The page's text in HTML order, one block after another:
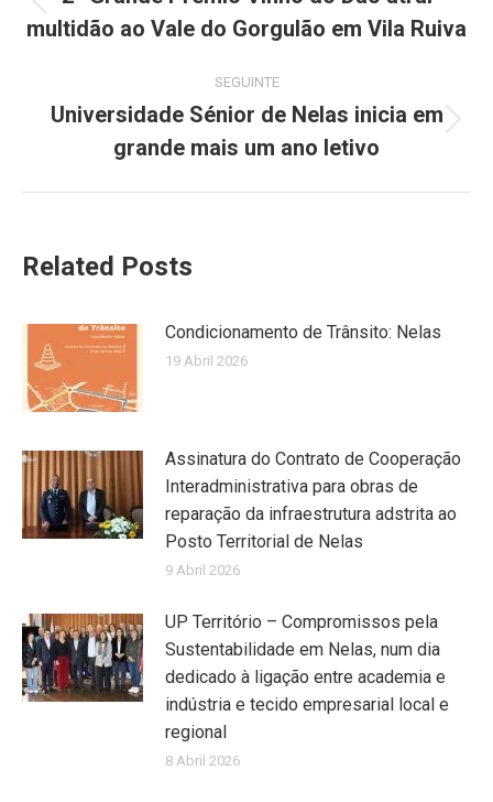
post:
multidão ao Vale do Gorgulão em Vila Ruiva
SEGUINTE
post:
Universidade Sénior de Nelas inicia em
grande mais um ano letivo
Related Posts
Condicionamento de Trânsito: Nelas
19 Abril 2026
Assinatura do Contrato de Cooperação
Interadministrativa para obras de
reparação da infraestrutura adstrita ao
Posto Territorial de Nelas
9 Abril 2026
UP Território – Compromissos pela
Sustentabilidade em Nelas, num dia
dedicado à ligação entre academia e
indústria e tecido empresarial local e
regional
8 Abril 2026